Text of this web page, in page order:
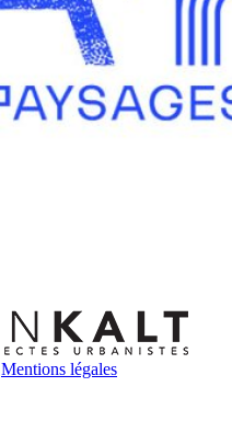
Mentions légales